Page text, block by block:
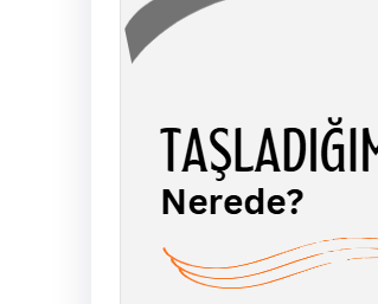
TAŞLADIĞIMIZ